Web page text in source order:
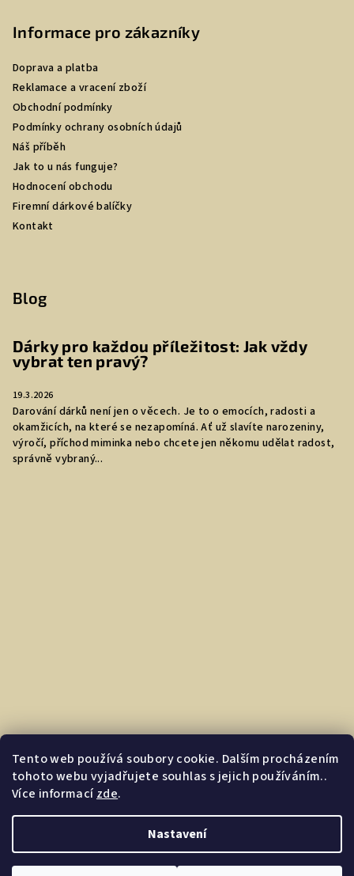
Tento web používá soubory cookie. Dalším procházením
tohoto webu vyjadřujete souhlas s jejich používáním..
Více informacízde.
Nastavení
Informace pro zákazníky
Doprava a platba
Reklamace a vracení zboží
Obchodní podmínky
Podmínky ochrany osobních údajů
Náš příběh
Jak to u nás funguje?
Hodnocení obchodu
Firemní dárkové balíčky
Kontakt
Blog
Dárky pro každou příležitost: Jak vždy
vybrat ten pravý?
19.3.2026
Darování dárků není jen o věcech. Je to o emocích, radosti a
okamžicích, na které se nezapomíná. Ať už slavíte narozeniny,
výročí, příchod miminka nebo chcete jen někomu udělat radost,
správně vybraný...
práva vyhrazena.